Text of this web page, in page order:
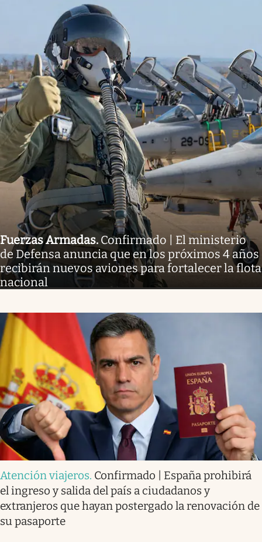
Fuerzas Armadas. Confirmado | El ministerio
de Defensa anuncia que en los próximos 4 años
recibirán nuevos aviones para fortalecer la flota
nacional
Atención viajeros. Confirmado | España prohibirá
el ingreso y salida del país a ciudadanos y
extranjeros que hayan postergado la renovación de
su pasaporte